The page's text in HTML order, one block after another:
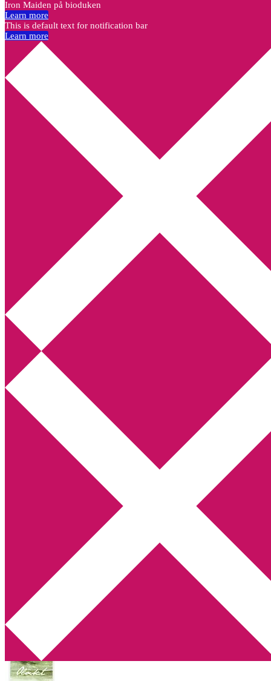
Annikas litteratur- och kulturblogg
Deckare, kriminalromaner, thrillers
Hem
Boktolva
Författarfemman
Kontakt
Webbshop Amazon
Utskriftscentralen
Min tv-blogg
You are here:Home Archives for Thomas Häggström
Recension: Oläkt av Emma & Thomas
Häggström
2014-06-04 byAnnika
Iron Maiden på bioduken
Learn more
This is default text for notification bar
Learn more